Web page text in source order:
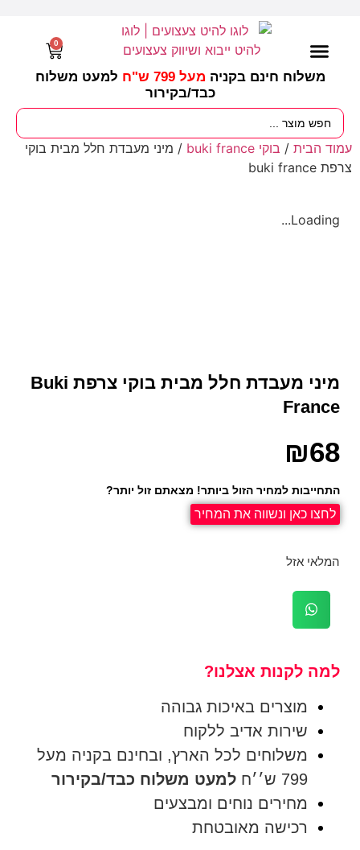
משלוח חינם בקניה מעל 799 ש"ח
למעט משלוח
כבד/בקירור
0
עמוד הבית / בוקי buki france
/ מיני מעבדת חלל מבית בוקי
צרפת buki france
Loading...
מיני מעבדת חלל מבית בוקי צרפת Buki
France
₪68
התחייבות למחיר הזול ביותר! מצאתם זול יותר?
לחצו כאן ונשווה את המחיר
המלאי אזל
למה לקנות אצלנו?
מוצרים באיכות גבוהה
שירות אדיב ללקוח
משלוחים לכל הארץ, ובחינם בקניה מעל
799 ש׳׳ח
למעט משלוח כבד/בקירור
מחירים נוחים ומבצעים
רכישה מאובטחת